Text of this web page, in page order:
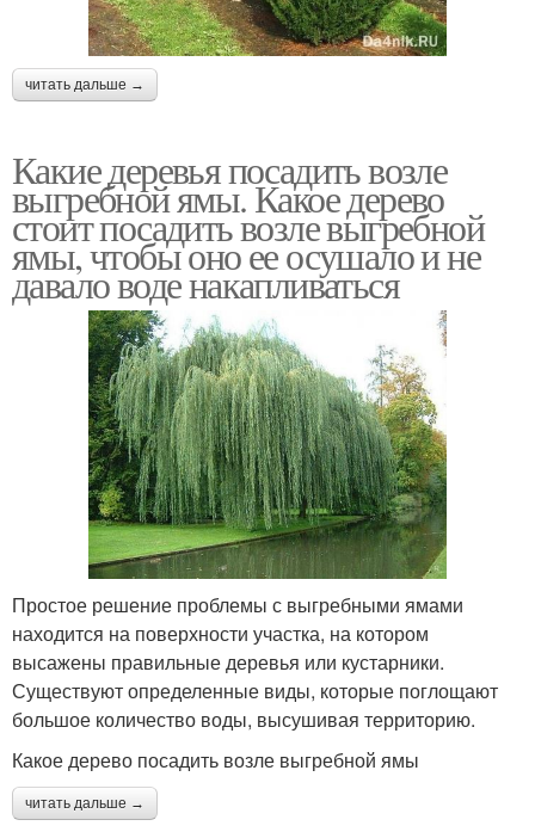
читать дальше →
Какие деревья посадить возле
выгребной ямы. Какое дерево
стоит посадить возле выгребной
ямы, чтобы оно ее осушало и не
давало воде накапливаться
Простое решение проблемы с выгребными ямами
находится на поверхности участка, на котором
высажены правильные деревья или кустарники.
Существуют определенные виды, которые поглощают
большое количество воды, высушивая территорию.
Какое дерево посадить возле выгребной ямы
читать дальше →